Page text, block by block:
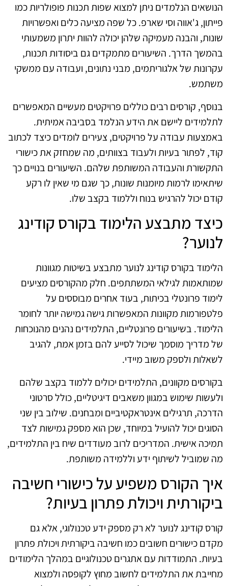
הנושאים הנלמדים ניתן למצוא שפות תכנות פופולריות כמו
פייתון, ג'אווה וסי שארפ. כל שפה מציעה כלים ואפשרויות
שונות, והבנה מעמיקה שלהן יכולה להוות יתרון משמעותי
בהמשך הדרך. השיעורים מתמקדים גם ביסודות תכנות,
עקרונות של אלגוריתמים, מבני נתונים, ועבודה עם ממשקי
משתמש.
בנוסף, קורסים רבים כוללים פרויקטים מעשיים המאפשרים
לתלמידים ליישם את הידע הנלמד בסביבה אמיתית.
באמצעות עבודה על פרויקטים, צעירים לומדים כיצד לכתוב
קוד, לפתור בעיות ולעבוד בצוותים, מה שמחזק את כישורי
התקשורת והעבודה המשותפת שלהם. השיעורים בנויים כך
שיתאימו לרמות מיומנות שונות, כך שגם מי שאין לו רקע
קודם יכול להרגיש בנוח וללמוד בקצב שלו.
כיצד מתבצע הלימוד בקורס קודינג
לנוער?
הלימוד בקורס קודינג לנוער מתבצע בשיטות מגוונות
שמותאמות לגילאי המשתתפים. חלק מהקורסים מציעים
לימוד פרונטלי בכיתות, בעוד אחרים מבוססים על
פלטפורמות מקוונות המאפשרות גישה גמישה יותר לחומר
הלימוד. בשיעורים פרונטליים, התלמידים נהנים מהנוכחות
של מדריך מוסמך שיכול לסייע להם בזמן אמת, להגיב
לשאלות ולספק משוב מיידי.
בקורסים מקוונים, התלמידים יכולים ללמוד בקצב שלהם
ולעשות שימוש במגוון משאבים דיגיטליים, כולל סרטוני
הדרכה, תרגילים אינטראקטיביים ומבחנים. שילוב בין שני
הסוגים יכול להועיל במיוחד, שכן הוא מספק גמישות לצד
תמיכה אישית. המדריכים לרוב מעודדים שיח בין התלמידים,
מה שמוביל לשיתוף ידע וללמידה משותפת.
איך הקורס משפיע על כישורי חשיבה
ביקורתית ויכולת פתרון בעיות?
קורס קודינג לנוער לא רק מספק ידע טכנולוגי, אלא גם
מקדם כישורים חשובים כמו חשיבה ביקורתית ויכולת פתרון
בעיות. התמודדות עם אתגרים טכנולוגיים במהלך הלימודים
מחייבת את התלמידים לחשוב מחוץ לקופסה ולמצוא